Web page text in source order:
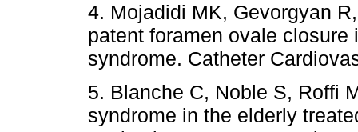
4. Mojadidi MK, Gevorgyan
patent foramen ovale
syndrome. Catheter
5. Blanche C, Noble S, Roffi
syndrome in the elderly